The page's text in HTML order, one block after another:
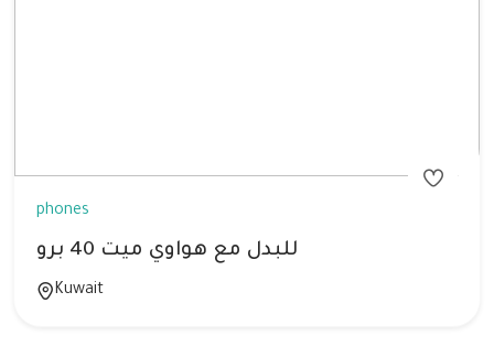
phones
للبدل مع هواوي ميت 40 برو
Kuwait